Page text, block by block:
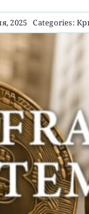
2025 Categories: